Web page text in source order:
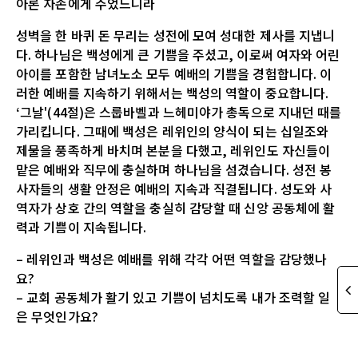
성벽을 한 바퀴 돈 무리는 성전에 모여 성대한 제사를 지냅니
다. 하나님은 백성에게 큰 기쁨을 주셨고, 이로써 여자와 어린
아이를 포함한 남녀노소 모두 예배의 기쁨을 경험합니다. 이
러한 예배를 지속하기 위해서는 백성의 역할이 중요합니다.
‘그날'(44절)은 스룹바벨과 느헤미야가 총독으로 지내던 때를
가리킵니다. 그때에 백성은 레위인의 양식이 되는 십일조와
제물을 풍족하게 바치며 본분을 다했고, 레위인도 자신들이
맡은 예배와 직무에 충실하며 하나님을 섬겼습니다. 성전 봉
사자들의 생활 안정은 예배의 지속과 직결됩니다. 성도와 사
역자가 상호 간의 역할을 충실히 감당할 때 신앙 공동체에 활
력과 기쁨이 지속됩니다.
– 레위인과 백성은 예배를 위해 각각 어떤 역할을 감당했나
요?
– 교회 공동체가 활기 있고 기쁨이 넘치도록 내가 조력할 일
은 무엇인가요?